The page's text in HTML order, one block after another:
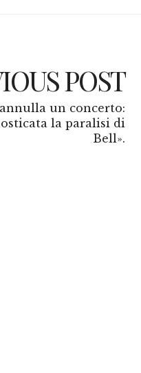
POST
un concerto:
la paralisi di
Bell».